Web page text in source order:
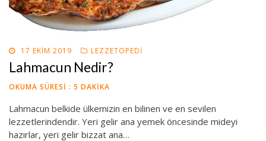
POSTED
ON
17 EKIM 2019 LEZZETOPEDI
Lahmacun Nedir?
OKUMA SÜRESI : 5 DAKIKA
Lahmacun belkide ülkemizin en bilinen ve en sevilen
lezzetlerindendir. Yeri gelir ana yemek öncesinde mideyi
hazırlar, yeri gelir bizzat ana…